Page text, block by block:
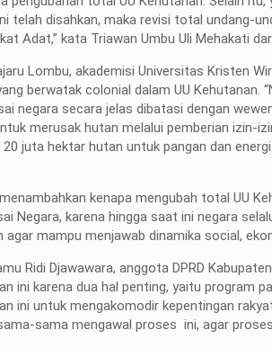
telah disahkan, maka revisi total undang-
Adat,” kata Triawan Umbu Uli Mehakati
Lombu, akademisi Universitas Kristen
berwatak colonial dalam UU
negara secara jelas dibatasi dengan
merusak hutan melalui pemberian izin-
juta hektar hutan untuk pangan dan
kenapa mengubah total UU
Negara, karena hingga saat ini negara
agar mampu menjawab dinamika social,
Ridi Djawawara, anggota DPRD
ini karena dua hal penting, yaitu program
ini untuk mengakomodir kepentingan
sama mengawal proses ini, agar